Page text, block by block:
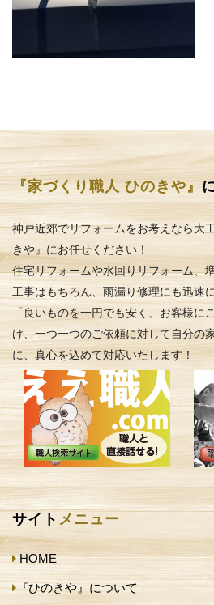
『家づくり職人 ひのきや』
神戸近郊でリフォームをお考えなら大
きや』にお任せください！
住宅リフォームや水回りリフォーム、
工事はもちろん、雨漏り修理にも迅速
「良いものを一円でも安く、お客様に
け、一つ一つのご依頼に対して自分の
に、真心を込めて対応いたします！
サイト メニュー
HOME
『ひのきや』について